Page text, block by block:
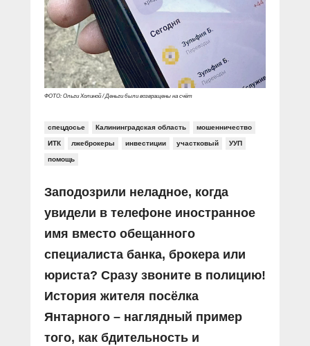
Социальные ролики
Документальные фильмы
Прямой разговор
В знании сила
Специальный репортаж
КиберПОСТОВОЙ
Газета «Щит и меч»
Журнал «Полиция России»
О ПОРТАЛЕ
Контакты
Вакансии
ФОТО: Ольги Холиной / Деньги были возвращены на счёт
спецдосье Калининградская область мошенничество
ИТК лжеброкеры инвестиции участковый УУП
помощь
Заподозрили неладное, когда
увидели в телефоне иностранное
имя вместо обещанного
специалиста банка, брокера или
юриста? Сразу звоните в полицию!
История жителя посёлка
Янтарного – наглядный пример
того, как бдительность и